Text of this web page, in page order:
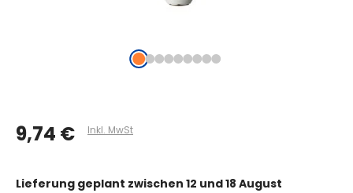
9,74 € Inkl. MwSt
Lieferung geplant zwischen 12 und 18 August